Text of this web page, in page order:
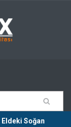
Eldeki Soğan